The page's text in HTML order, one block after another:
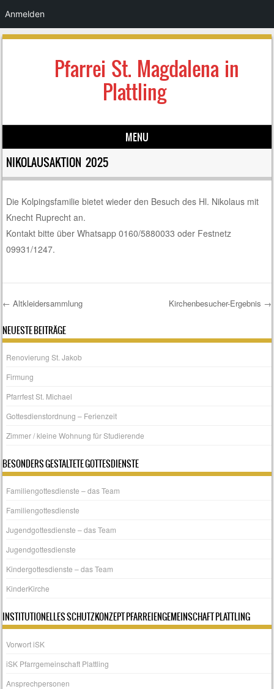
Pfarrei St. Magdalena in
Plattling
MENU
Skip to content
NIKOLAUSAKTION 2025
Die Kolpingsfamilie bietet wieder den Besuch des Hl. Nikolaus mit
Knecht Ruprecht an.
Kontakt bitte über Whatsapp 0160/5880033 oder Festnetz
09931/1247.
Post navigation
← Altkleidersammlung Kirchenbesucher-Ergebnis →
NEUESTE BEITRÄGE
Renovierung St. Jakob
Firmung
Pfarrfest St. Michael
Gottesdienstordnung – Ferienzeit
Zimmer / kleine Wohnung für Studierende
BESONDERS GESTALTETE GOTTESDIENSTE
Familiengottesdienste – das Team
Familiengottesdienste
Jugendgottesdienste – das Team
Jugendgottesdienste
Kindergottesdienste – das Team
KinderKirche
INSTITUTIONELLES SCHUTZKONZEPT PFARREIENGEMEINSCHAFT PLATTLING
Vorwort iSK
iSK Pfarrgemeinschaft Plattling
Ansprechpersonen
Anmelden